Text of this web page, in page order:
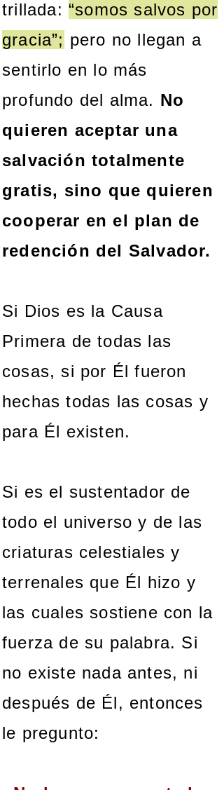
trillada: “somos salvos por
gracia”; pero no llegan a
sentirlo en lo más
profundo del alma. No
quieren aceptar una
salvación totalmente
gratis, sino que quieren
cooperar en el plan de
redención del Salvador.
Si Dios es la Causa
Primera de todas las
cosas, si por Él fueron
hechas todas las cosas y
para Él existen.
Si es el sustentador de
todo el universo y de las
criaturas celestiales y
terrenales que Él hizo y
las cuales sostiene con la
fuerza de su palabra. Si
no existe nada antes, ni
después de Él, entonces
le pregunto: